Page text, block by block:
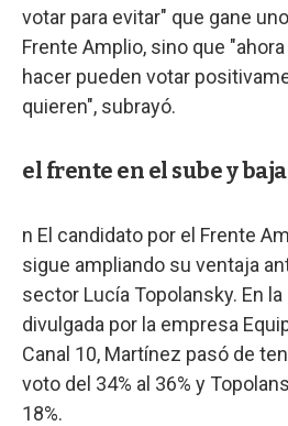
votar para evitar" que gane
Frente Amplio, sino que
hacer pueden votar
quieren", subrayó.
el frente en el sube y baja
n El candidato por el Frente
sigue ampliando su ventaja
sector Lucía Topolansky. En
divulgada por la empresa
Canal 10, Martínez pasó de
voto del 34% al 36% y
18%.